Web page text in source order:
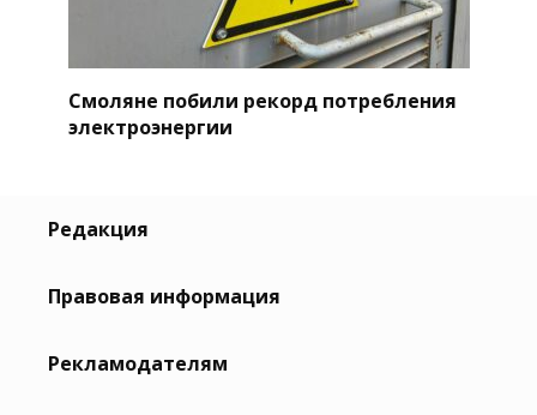
Смоляне побили рекорд потребления
электроэнергии
Редакция
Правовая информация
Рекламодателям